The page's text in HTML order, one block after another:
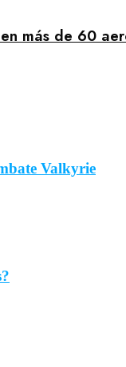
más de 60
Valkyrie